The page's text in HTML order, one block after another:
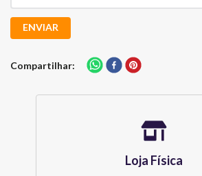
ENVIAR
Compartilhar
Loja Física